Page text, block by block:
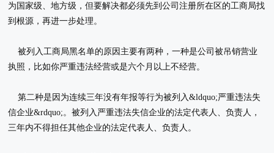
为国家级、地方级，但要解决都必须先到公司注册所在区的工商局找
到根源，再进一步处理。
被列入工商局黑名单的原因主要有两种，一种是公司被吊销营业
执照，比如你严重违法经营或是六个月以上不经营。
第二种是因为连续三年没有年报等行为被列入&ldquo;严重违法失
信企业&rdquo;。被列入严重违法失信企业的法定代表人、负责人，
三年内不得担任其他企业的法定代表人、负责人。